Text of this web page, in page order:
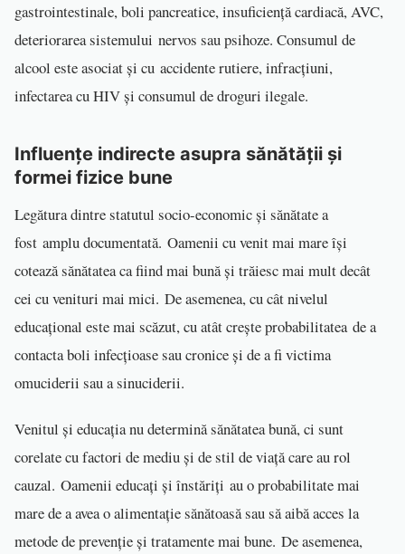
gastrointestinale, boli pancreatice, insuficiență cardiacă, AVC,
deteriorarea sistemului nervos sau psihoze. Consumul de
alcool este asociat și cu accidente rutiere, infracțiuni,
infectarea cu HIV și consumul de droguri ilegale.
Influențe indirecte asupra sănătății și
formei fizice bune
Legătura dintre statutul socio-economic și sănătate a
fost amplu documentată. Oamenii cu venit mai mare își
cotează sănătatea ca fiind mai bună și trăiesc mai mult decât
cei cu venituri mai mici. De asemenea, cu cât nivelul
educațional este mai scăzut, cu atât crește probabilitatea de a
contacta boli infecțioase sau cronice și de a fi victima
omuciderii sau a sinuciderii.
Venitul și educația nu determină sănătatea bună, ci sunt
corelate cu factori de mediu și de stil de viață care au rol
cauzal. Oamenii educați și înstăriți au o probabilitate mai
mare de a avea o alimentație sănătoasă sau să aibă acces la
metode de prevenție și tratamente mai bune. De asemenea,